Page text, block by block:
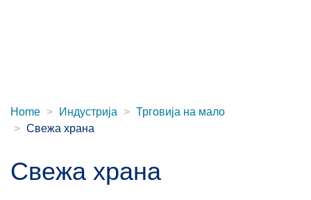
Home Индустрија
Трговија на мало
Свежа храна
Свежа храна